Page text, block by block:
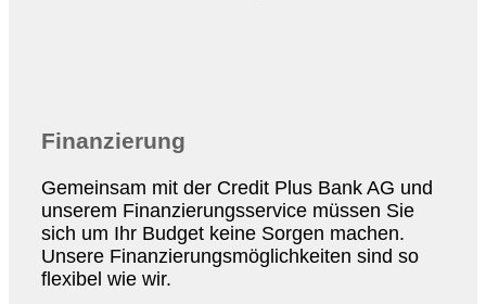
Finanzierung
Gemeinsam mit der Credit Plus Bank AG und
unserem Finanzierungsservice müssen Sie
sich um Ihr Budget keine Sorgen machen.
Unsere Finanzierungsmöglichkeiten sind so
flexibel wie wir.